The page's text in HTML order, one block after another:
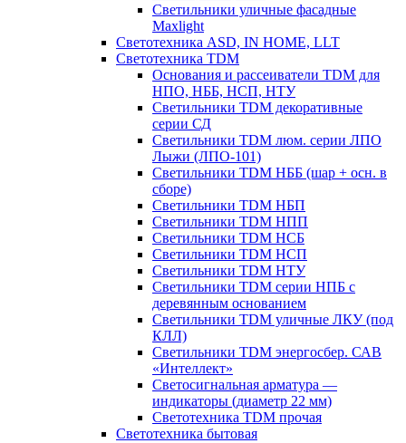
Светильники уличные фасадные
Maxlight
Светотехника ASD, IN HOME, LLT
Светотехника TDM
Основания и рассеиватели TDM для
НПО, НББ, НСП, НТУ
Светильники TDM декоративные
серии СД
Светильники TDM люм. серии ЛПО
Лыжи (ЛПО-101)
Светильники TDM НББ (шар + осн. в
сборе)
Светильники TDM НБП
Светильники TDM НПП
Светильники TDM НСБ
Светильники TDM НСП
Светильники TDM НТУ
Светильники TDM серии НПБ с
деревянным основанием
Светильники TDM уличные ЛКУ (под
КЛЛ)
Светильники TDM энергосбер. САВ
«Интеллект»
Светосигнальная арматура —
индикаторы (диаметр 22 мм)
Светотехника TDM прочая
Светотехника бытовая